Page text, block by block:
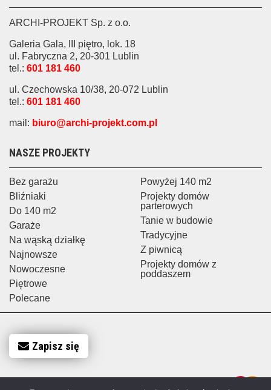
NASZE PROJEKTY
Bez garażu
Bliźniaki
Do 140 m2
Garaże
Na wąską działkę
Najnowsze
Nowoczesne
Piętrowe
Polecane
Powyżej 140 m2
Projekty domów
parterowych
Tanie w budowie
Tradycyjne
Z piwnicą
Projekty domów z
poddaszem
ARCHI-PROJEKT Sp. z o.o.
Galeria Gala, III piętro, lok. 18
ul. Fabryczna 2, 20-301 Lublin
tel.: 601 181 460
ul. Czechowska 10/38, 20-072 Lublin
tel.: 601 181 460
mail: biuro@archi-projekt.com.pl
Zapisz się